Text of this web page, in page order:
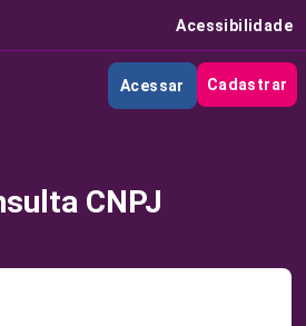
Acessibilidade
Acessar Cadastrar
CNPJ